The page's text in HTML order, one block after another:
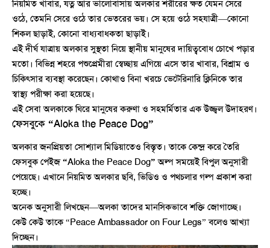
নিয়মিত খাবার, যত্ন আর ভালোবাসায় অলকার শরীরের ক্ষত যেমন সেরে
ওঠে, তেমনি সেরে ওঠে তার ভেতরের ভয়। সে হয়ে ওঠে সহযাত্রী—কোনো
শিকল ছাড়াই, কোনো বাধ্যবাধকতা ছাড়াই।
এই দীর্ঘ যাত্রায় অলকার সুস্থতা নিয়ে স্থানীয় মানুষের দায়িত্ববোধ চোখে পড়ার
মতো। বিভিন্ন শহরে পশুপ্রেমীরা স্বেচ্ছায় এগিয়ে এসে তার খাবার, বিশ্রাম ও
চিকিৎসার ব্যবস্থা করেছেন। কোথাও বিনা খরচে ভেটেরিনারি ক্লিনিকে তার
স্বাস্থ্য পরীক্ষা করা হয়েছে।
এই সেবা অলকাকে ঘিরে মানুষের করুণা ও সহমর্মিতার এক উজ্জ্বল উদাহরণ।
ফেসবুকে “Aloka the Peace Dog”
অলকার জনপ্রিয়তা সোশ্যাল মিডিয়াতেও বিস্তৃত। তাকে কেন্দ্র করে তৈরি
ফেসবুক পেইজ“Aloka the Peace Dog” অল্প সময়েই বিপুল অনুসারী
পেয়েছে। এখানে নিয়মিত অলকার ছবি, ভিডিও ও পথচলার গল্প প্রকাশ করা
হচ্ছে।
অনেক অনুসারী লিখছেন—অলকা তাদের মানসিকভাবে শক্তি জোগাচ্ছে।
কেউ কেউ তাকে “Peace Ambassador on Four Legs” বলেও আখ্যা
দিচ্ছেন।